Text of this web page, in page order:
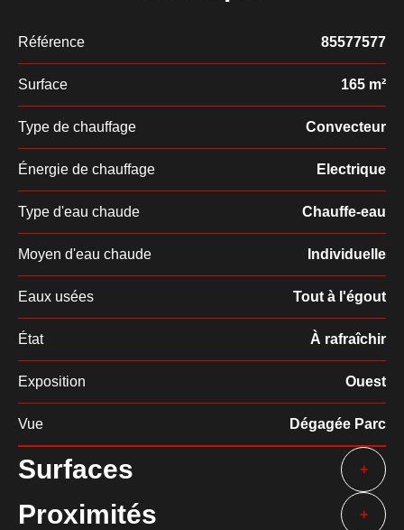
Référence 85577577
Surface 165 m²
Type de chauffage Convecteur
Énergie de chauffage Electrique
Type d'eau chaude Chauffe-eau
Moyen d'eau chaude Individuelle
Eaux usées Tout à l'égout
État À rafraîchir
Exposition Ouest
Vue Dégagée Parc
Surfaces +
Proximités +